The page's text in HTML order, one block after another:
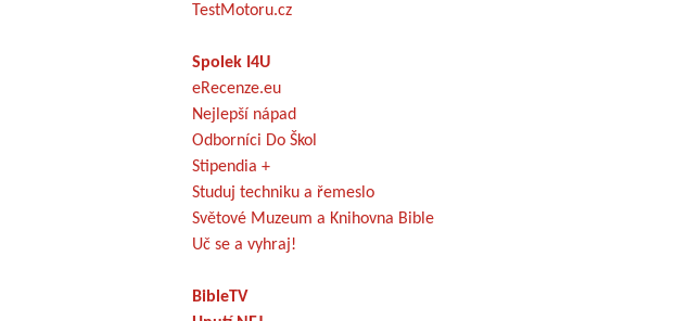
TestMotoru.cz
Spolek I4U
eRecenze.eu
Nejlepší nápad
Odborníci Do Škol
Stipendia +
Studuj techniku a řemeslo
Světové Muzeum a Knihovna Bible
Uč se a vyhraj!
BibleTV